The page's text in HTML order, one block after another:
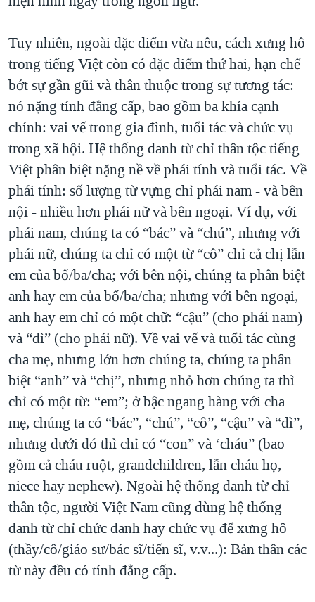
Tuy nhiên, ngoài đặc điểm vừa nêu, cách xưng hô
trong tiếng Việt còn có đặc điểm thứ hai, hạn chế
bớt sự gần gũi và thân thuộc trong sự tương tác:
nó nặng tính đẳng cấp, bao gồm ba khía cạnh
chính: vai vế trong gia đình, tuổi tác và chức vụ
trong xã hội. Hệ thống danh từ chỉ thân tộc tiếng
Việt phân biệt nặng nề về phái tính và tuổi tác. Về
phái tính: số lượng từ vựng chỉ phái nam - và bên
nội - nhiều hơn phái nữ và bên ngoại. Ví dụ, với
phái nam, chúng ta có “bác” và “chú”, nhưng với
phái nữ, chúng ta chỉ có một từ “cô” chỉ cả chị lẫn
em của bố/ba/cha; với bên nội, chúng ta phân biệt
anh hay em của bố/ba/cha; nhưng với bên ngoại,
anh hay em chỉ có một chữ: “cậu” (cho phái nam)
và “dì” (cho phái nữ). Về vai vế và tuổi tác cùng
cha mẹ, nhưng lớn hơn chúng ta, chúng ta phân
biệt “anh” và “chị”, nhưng nhỏ hơn chúng ta thì
chỉ có một từ: “em”; ở bậc ngang hàng với cha
mẹ, chúng ta có “bác”, “chú”, “cô”, “cậu” và “dì”,
nhưng dưới đó thì chỉ có “con” và ‘cháu” (bao
gồm cả cháu ruột, grandchildren, lẫn cháu họ,
niece hay nephew). Ngoài hệ thống danh từ chỉ
thân tộc, người Việt Nam cũng dùng hệ thống
danh từ chỉ chức danh hay chức vụ để xưng hô
(thầy/cô/giáo sư/bác sĩ/tiến sĩ, v.v...): Bản thân các
từ này đều có tính đẳng cấp.